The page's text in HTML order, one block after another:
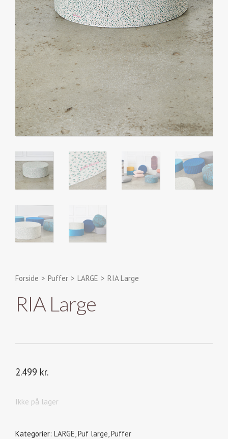
Forside > Puffer > LARGE > RIA Large
RIA Large
2.499 kr.
Ikke på lager
Kategorier: LARGE,Puf large,Puffer